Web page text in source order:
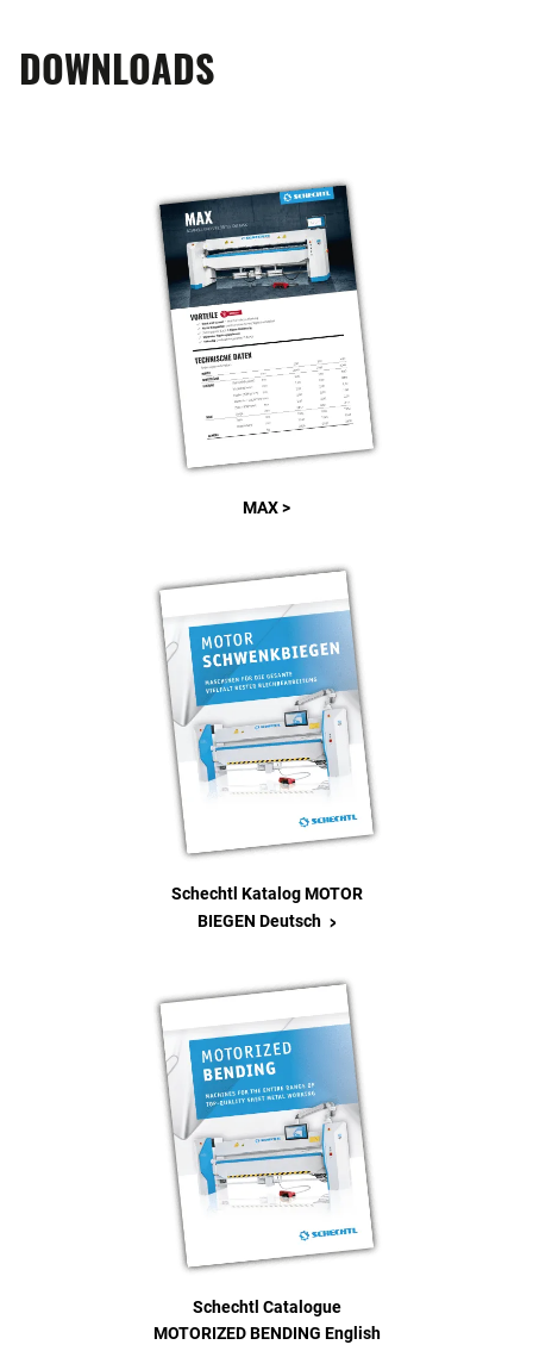
DOWNLOADS
MAX >
Schechtl Katalog MOTOR
BIEGEN Deutsch >
Schechtl Catalogue
MOTORIZED BENDING English